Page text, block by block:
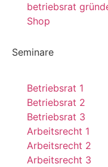
betriebsrat
Shop
Seminare
Betriebsrat 1
Betriebsrat 2
Betriebsrat 3
Arbeitsrecht 1
Arbeitsrecht 2
Arbeitsrecht 3